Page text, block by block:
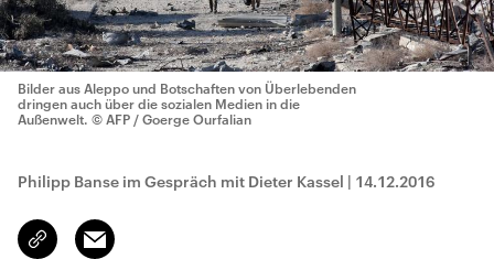
Bilder aus Aleppo und Botschaften von Überlebenden
dringen auch über die sozialen Medien in die
Außenwelt. © AFP / Goerge Ourfalian
Philipp Banse im Gespräch mit Dieter Kassel | 14.12.2016
Link
kopieren/teilen
Email